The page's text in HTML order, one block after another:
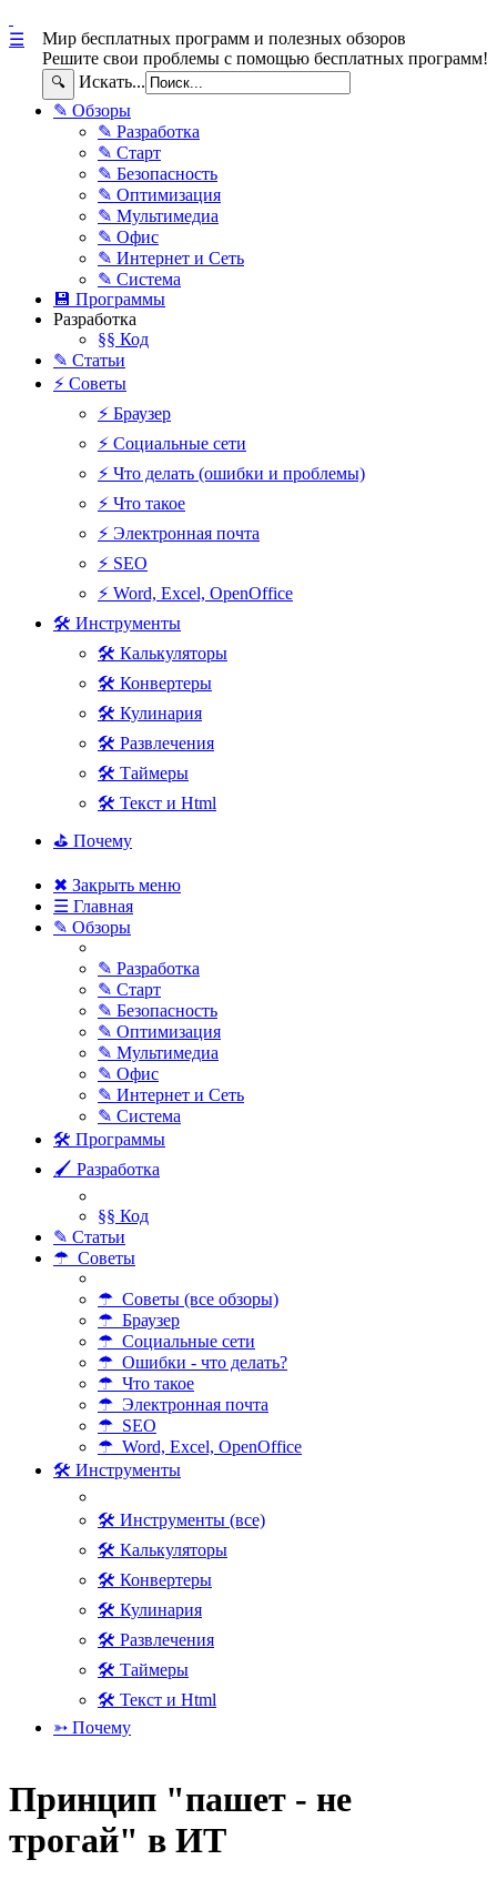
Мир бесплатных программ и полезных обзоров
Решите свои проблемы с помощью бесплатных программ!
🔍 Искать...
☰
✎ Обзоры
✎ Разработка
✎ Старт
✎ Безопасность
✎ Оптимизация
✎ Мультимедиа
✎ Офис
✎ Интернет и Сеть
✎ Система
💾 Программы
Разработка
§§ Код
✎ Статьи
⚡ Советы
⚡ Браузер
⚡ Социальные сети
⚡ Что делать (ошибки и проблемы)
⚡ Что такое
⚡ Электронная почта
⚡ SEO
⚡ Word, Excel, OpenOffice
🛠 Инструменты
🛠 Калькуляторы
🛠 Конвертеры
🛠 Кулинария
🛠 Развлечения
🛠 Таймеры
🛠 Текст и Html
⛳ Почему
✖ Закрыть меню
☰ Главная
✎ Обзоры
✎ Разработка
✎ Старт
✎ Безопасность
✎ Оптимизация
✎ Мультимедиа
✎ Офис
✎ Интернет и Сеть
✎ Система
🛠 Программы
🖌 Разработка
§§ Код
✎ Статьи
☂ Советы
☂ Советы (все обзоры)
☂ Браузер
☂ Социальные сети
☂ Ошибки - что делать?
☂ Что такое
☂ Электронная почта
☂ SEO
☂ Word, Excel, OpenOffice
🛠 Инструменты
🛠 Инструменты (все)
🛠 Калькуляторы
🛠 Конвертеры
🛠 Кулинария
🛠 Развлечения
🛠 Таймеры
🛠 Текст и Html
➳ Почему
Принцип "пашет - не
трогай" в ИТ